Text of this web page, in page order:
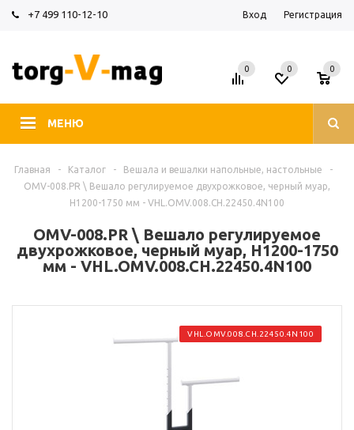
+7 499 110-12-10 Вход Регистрация
МЕНЮ
0 0
0
Главная - Каталог - Вешала и вешалки напольные, настольные
-
OMV-008.PR \ Вешало регулируемое двухрожковое, черный муар,
H1200-1750 мм - VHL.OMV.008.CH.22450.4N100
OMV-008.PR \ Вешало регулируемое
двухрожковое, черный муар, H1200-1750
мм - VHL.OMV.008.CH.22450.4N100
VHL.OMV.008.CH.22450.4N100